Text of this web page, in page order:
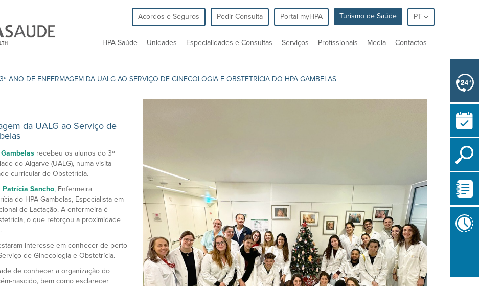
Acordos e Seguros Pedir Consulta Portal myHPA Turismo de Saúde PT
HPA Saúde Unidades Especialidades e Consultas Serviços Profissionais Media Contactos
ANO DE ENFERMAGEM DA UALG AO SERVIÇO DE GINECOLOGIA E OBSTETRÍCIA DO HPA GAMBELAS
da UALG ao Serviço de
recebeu os alunos do 3º
do Algarve (UALG), numa visita
curricular de Obstetrícia.
Patrícia Sancho, Enfermeira
do HPA Gambelas, Especialista em
de Lactação. A enfermeira é
o que reforçou a proximidade
interesse em conhecer de perto
de Ginecologia e Obstetrícia.
de conhecer a organização do
nascido, bem como esclarecer